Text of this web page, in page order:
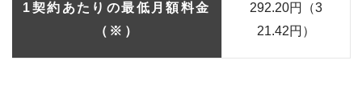
1契約あたりの最低月額料金
（※）
292.20円（3
21.42円）